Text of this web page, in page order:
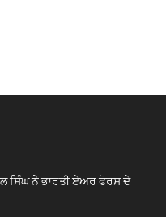
ਸਿੰਘ ਨੇ ਭਾਰਤੀ ਏਅਰ ਫੋਰਸ ਦੇ